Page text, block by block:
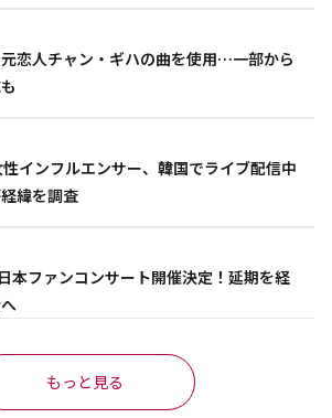
恋人チャン・ギハの曲を使用…一部から
インフルエンサー、韓国でライブ配信中
緯を調査
本ファンコンサート開催決定！延期を経
もっと見る